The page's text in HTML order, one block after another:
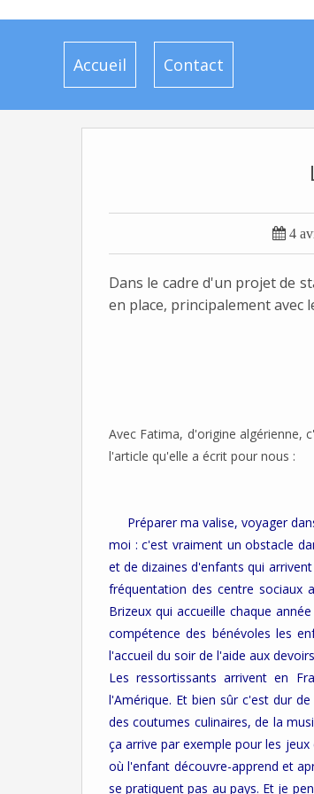
Accueil Contact
 4
Dans le cadre d'un projet de
en place, principalement avec
Avec Fatima, d'origine algérienne,
l'article qu'elle a écrit pour nous :
Préparer ma valise, voyager
moi : c'est vraiment un obstacle
et de dizaines d'enfants qui
fréquentation des centre sociaux
Brizeux qui accueille chaque
compétence des bénévoles les
l'accueil du soir de l'aide aux
Les ressortissants arrivent en
l'Amérique. Et bien sûr c'est dur
des coutumes culinaires, de la
ça arrive par exemple pour les
où l'enfant découvre-apprend et
se pratiquent pas au pays. Et je